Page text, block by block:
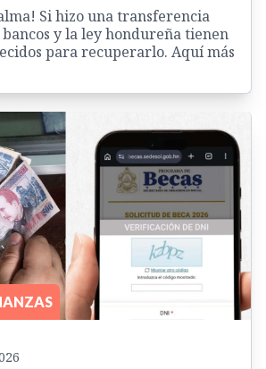
Si hizo una transferencia
y la ley hondureña tienen
para recuperarlo. Aquí más